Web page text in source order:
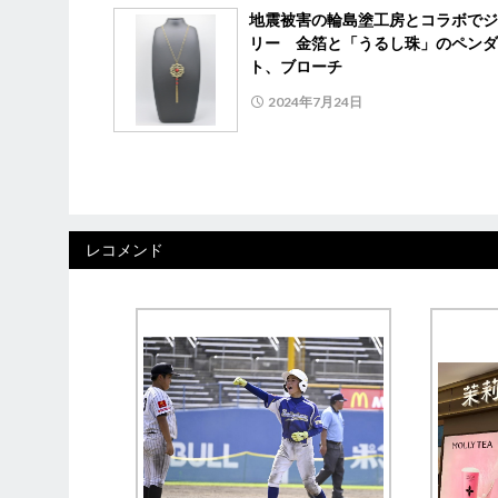
地震被害の輪島塗工房とコラボで
リー 金箔と「うるし珠」のペン
ト、ブローチ
2024年7月24日
レコメンド